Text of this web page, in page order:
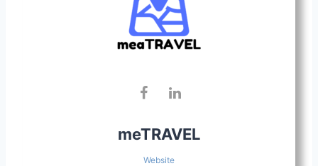
meTRAVEL
Website